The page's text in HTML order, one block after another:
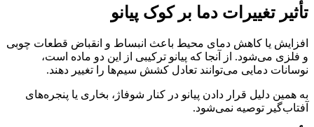
تأثیر تغییرات دما بر کوک پیانو
افزایش یا کاهش دمای محیط باعث انبساط و انقباض قطعات چوبی
و فلزی می‌شود. از آنجا که پیانو ترکیبی از این دو ماده است،
نوسانات دمایی می‌توانند تعادل کشش سیم‌ها را تغییر دهند.
به همین دلیل قرار دادن پیانو در کنار شوفاژ، بخاری یا پنجره‌های
آفتاب‌گیر توصیه نمی‌شود.